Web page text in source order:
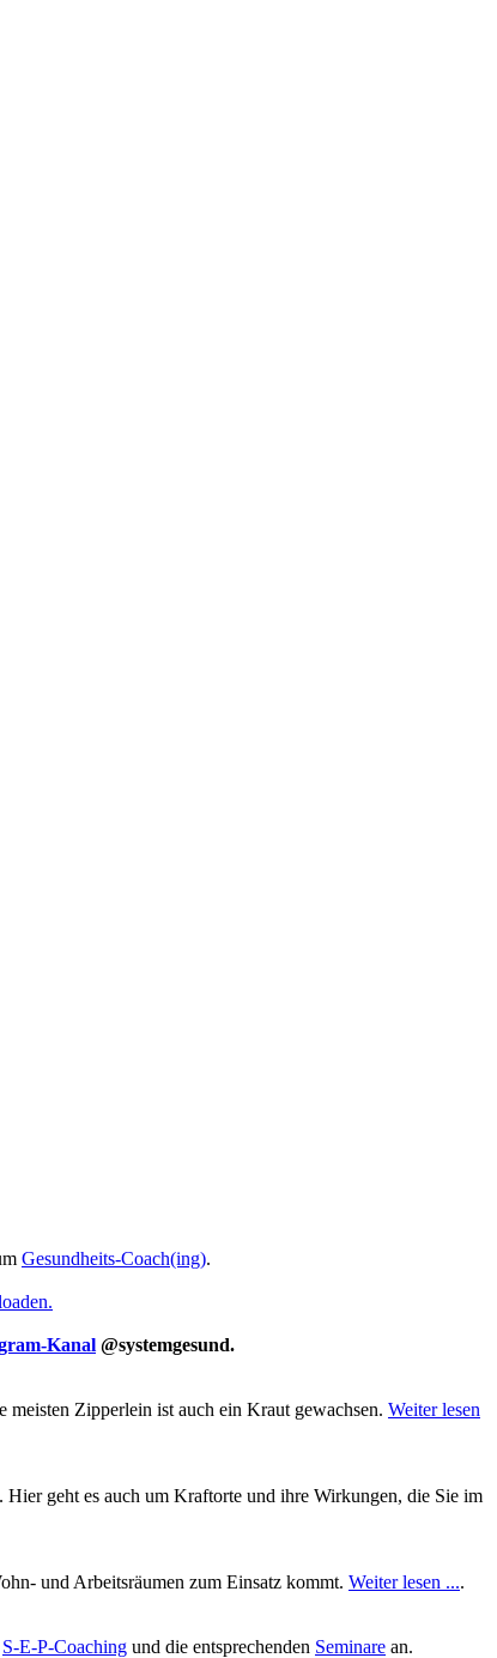
Gesundheits-Coach(ing).
Kanal @systemgesund.
Zipperlein ist auch ein Kraut gewachsen. Weiter lesen
geht es auch um Kraftorte und ihre Wirkungen, die Sie im
und Arbeitsräumen zum Einsatz kommt. Weiter lesen ....
S-E-P-Coaching und die entsprechenden Seminare an.